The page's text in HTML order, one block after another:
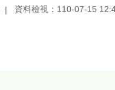
資料檢視：110-07-15